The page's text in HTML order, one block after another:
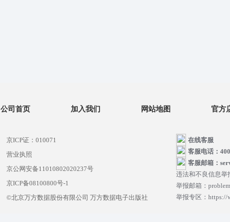
公司首页 加入我们 网站地图 官方
京ICP证：010071
营业执照
京公网安备11010802020237号
京ICP备08100800号-1
©北京万方数据股份有限公司 万方数据电子出版社
在线客服
客服电话：
客服邮箱：
违法和不良信息举
举报邮箱：
举报专区：https://